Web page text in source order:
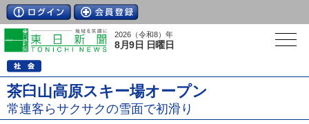
2026（令和8）年
8月9日 日曜日
茶臼山高原スキー場オープン
常連客らサクサクの雪面で初滑り